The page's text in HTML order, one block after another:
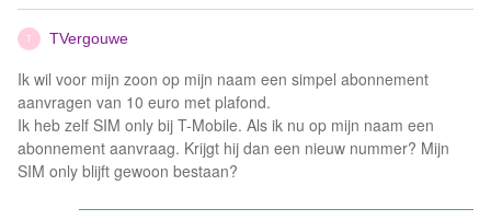
T TVergouwe
Ik wil voor mijn zoon op mijn naam een simpel abonnement
aanvragen van 10 euro met plafond.
Ik heb zelf SIM only bij T-Mobile. Als ik nu op mijn naam een
abonnement aanvraag. Krijgt hij dan een nieuw nummer? Mijn
SIM only blijft gewoon bestaan?